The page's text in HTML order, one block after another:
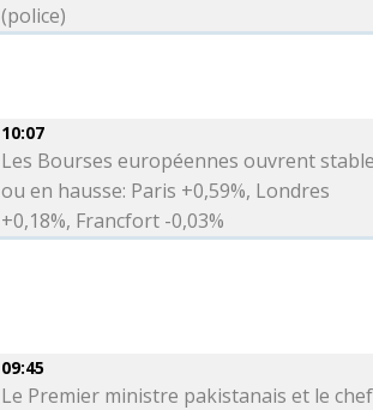
(police)
10:07
Les Bourses européennes ouvrent
ou en hausse: Paris +0,59%, Londres
+0,18%, Francfort -0,03%
09:45
Le Premier ministre pakistanais et le chef